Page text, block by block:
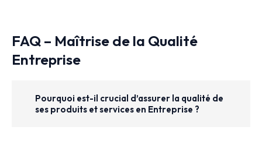
FAQ – Maîtrise de la Qualité
Entreprise
Pourquoi est-il crucial d’assurer la qualité de
ses produits et services en Entreprise ?